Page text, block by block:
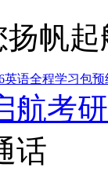
扬帆起
英语全程学习包预
航考研
话